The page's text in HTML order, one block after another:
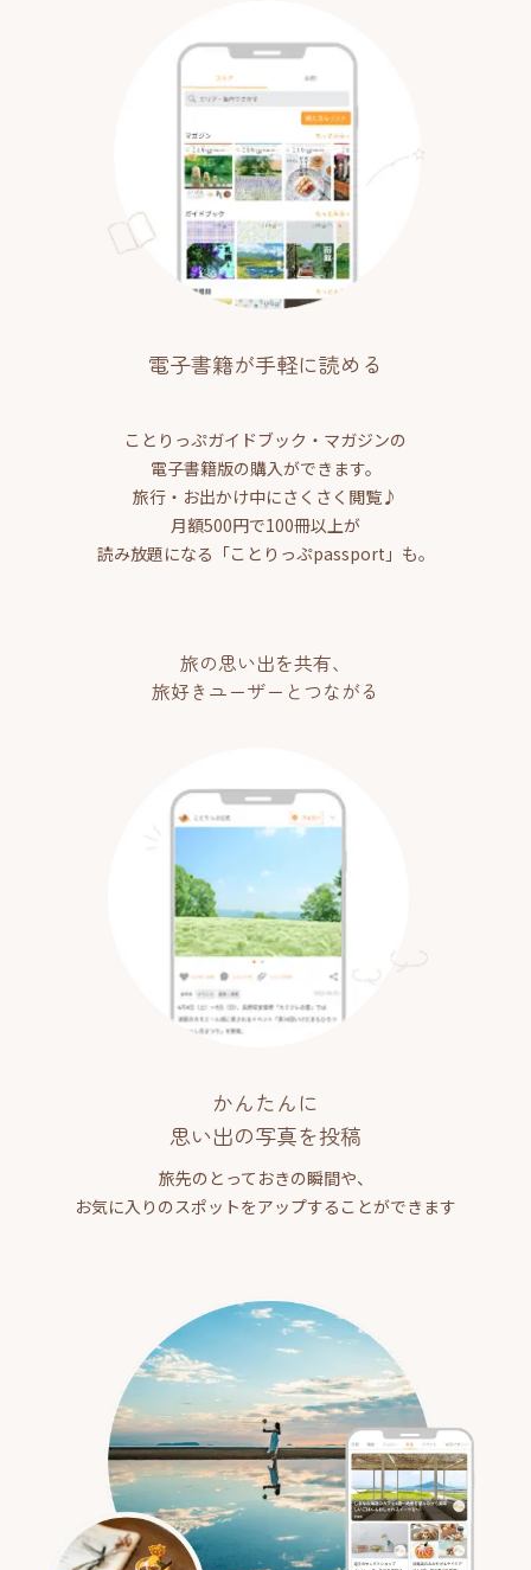
電子書籍が手軽に読める
ことりっぷガイドブック・マガジンの
電子書籍版の購入ができます。
旅行・お出かけ中にさくさく閲覧♪
月額500円で100冊以上が
読み放題になる「ことりっぷpassport」も。
旅の思い出を共有、
旅好きユーザーとつながる
かんたんに
思い出の写真を投稿
旅先のとっておきの瞬間や、
お気に入りのスポットをアップすることができます